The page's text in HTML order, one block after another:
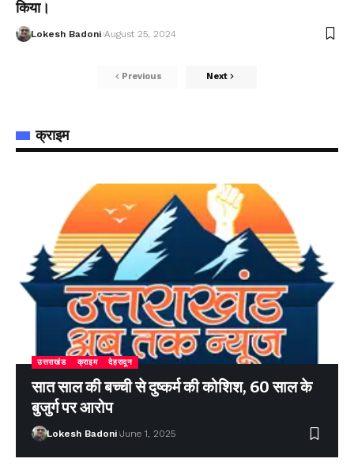
किया।
Lokesh Badoni August 25, 2024
Previous Next
क्राइम
उत्तराखंड क्राइम देहरादून
सात साल की बच्ची से दुष्कर्म की कोशिश, 60 साल के
बुजुर्ग पर आरोप
Lokesh Badoni June 1, 2025